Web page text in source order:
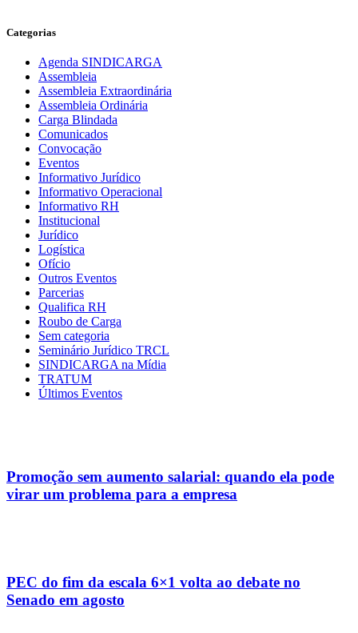
Categorias
Agenda SINDICARGA
Assembleia
Assembleia Extraordinária
Assembleia Ordinária
Carga Blindada
Comunicados
Convocação
Eventos
Informativo Jurídico
Informativo Operacional
Informativo RH
Institucional
Jurídico
Logística
Ofício
Outros Eventos
Parcerias
Qualifica RH
Roubo de Carga
Sem categoria
Seminário Jurídico TRCL
SINDICARGA na Mídia
TRATUM
Últimos Eventos
Promoção sem aumento salarial: quando ela pode
virar um problema para a empresa
PEC do fim da escala 6×1 volta ao debate no
Senado em agosto